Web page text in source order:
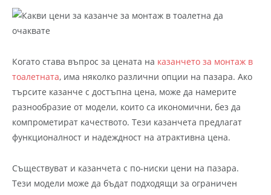
Когато става въпрос за цената на казанчето за монтаж в
тоалетната, има няколко различни опции на пазара. Ако
търсите казанче с достъпна цена, може да намерите
разнообразие от модели, които са икономични, без да
компрометират качеството. Тези казанчета предлагат
функционалност и надеждност на атрактивна цена.
Съществуват и казанчета с по-ниски цени на пазара.
Тези модели може да бъдат подходящи за ограничен